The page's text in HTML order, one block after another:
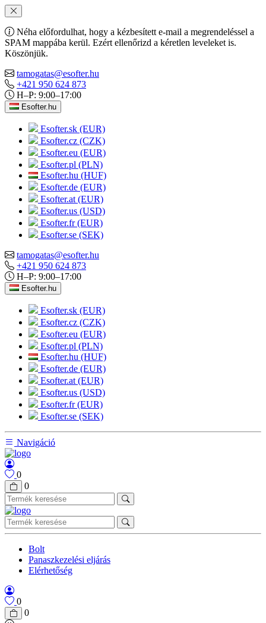
Néha előfordulhat, hogy a kézbesített e-mail a megrendeléssel a
SPAM mappába kerül. Ezért ellenőrizd a kéretlen leveleket is.
Köszönjük.
tamogatas@esofter.hu
+421 950 624 873
H–P: 9:00–17:00
Esofter.hu
Esofter.sk (EUR)
Esofter.cz (CZK)
Esofter.eu (EUR)
Esofter.pl (PLN)
Esofter.hu (HUF)
Esofter.de (EUR)
Esofter.at (EUR)
Esofter.us (USD)
Esofter.fr (EUR)
Esofter.se (SEK)
tamogatas@esofter.hu
+421 950 624 873
H–P: 9:00–17:00
Esofter.hu
Esofter.sk (EUR)
Esofter.cz (CZK)
Esofter.eu (EUR)
Esofter.pl (PLN)
Esofter.hu (HUF)
Esofter.de (EUR)
Esofter.at (EUR)
Esofter.us (USD)
Esofter.fr (EUR)
Esofter.se (SEK)
Navigáció
0
0
Bolt
Panaszkezelési eljárás
Elérhetőség
0
0